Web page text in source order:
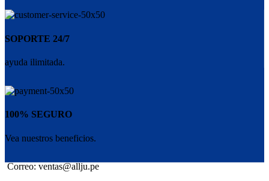
SOPORTE 24/7
ayuda ilimitada.
100% SEGURO
Vea nuestros beneficios.
Correo: ventas@allju.pe